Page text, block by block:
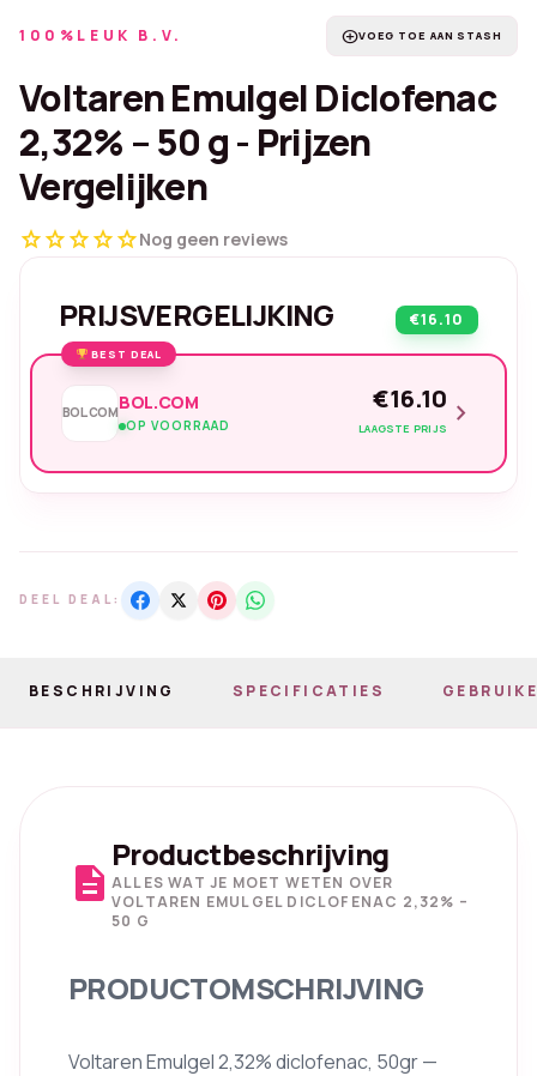
100%LEUK B.V. add_circleVOEG TOE AAN STASH
Voltaren Emulgel Diclofenac
2,32% – 50 g - Prijzen
Vergelijken
starstarstarstarstarNog geen reviews
PRIJSVERGELIJKING €16.10
BEST DEAL
BOL.COMBOL.COM
OP VOORRAAD
€16.10
LAAGSTE PRIJS chevron_right
DEEL DEAL:
BESCHRIJVING SPECIFICATIES
description
Productbeschrijving
ALLES WAT JE MOET WETEN OVER
VOLTAREN EMULGEL DICLOFENAC 2,32% –
50 G
PRODUCTOMSCHRIJVING
Voltaren Emulgel 2,32% diclofenac, 50gr —